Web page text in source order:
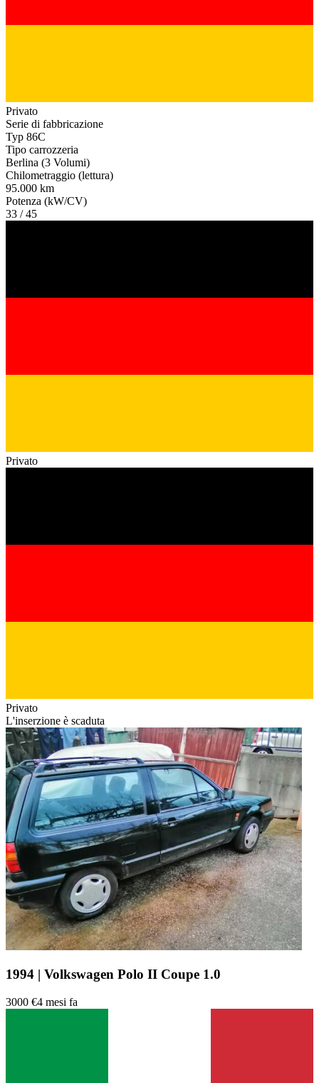
Privato
Serie di fabbricazione
Typ 86C
Tipo carrozzeria
Berlina (3 Volumi)
Chilometraggio (lettura)
95.000 km
Potenza (kW/CV)
33 / 45
Privato
Privato
L'inserzione è scaduta
1994 | Volkswagen Polo II Coupe 1.0
3000 €4 mesi fa